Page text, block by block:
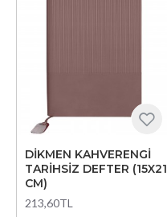
DİKMEN KAHVERENGİ
TARİHSİZ DEFTER (15X21
CM)
213,60TL